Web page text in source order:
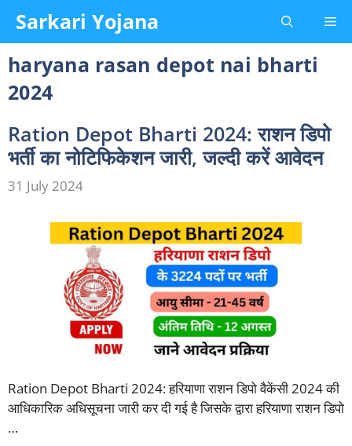
content
Sarkari Yojana
haryana rasan depot nai bharti
2024
Ration Depot Bharti 2024: राशन डिपो
भर्ती का नोटिफिकेशन जारी, जल्दी करें आवेदन
31 July 2024
Ration Depot Bharti 2024: हरियाणा राशन डिपो वैकेंसी 2024 की
आधिकारिक अधिसूचना जारी कर दी गई है जिसके द्वारा हरियाणा राशन डिपो
…